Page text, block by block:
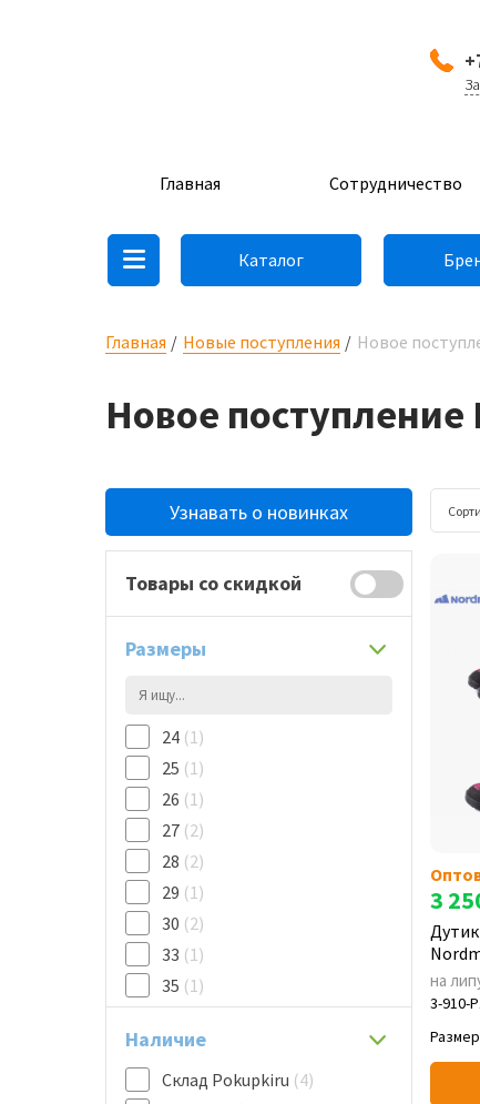
Главная Сотрудничество
Каталог
Главная Новые поступления Новое
Новое
Узнавать о новинках
Товары со скидкой
Размеры
24 (1)
25 (1)
26 (1)
27 (2)
28 (2)
29 (1)
30 (2)
33 (1)
35 (1)
104(2)
110(2)
Наличие
Склад Pokupkiru (4)
3
на
3-910-